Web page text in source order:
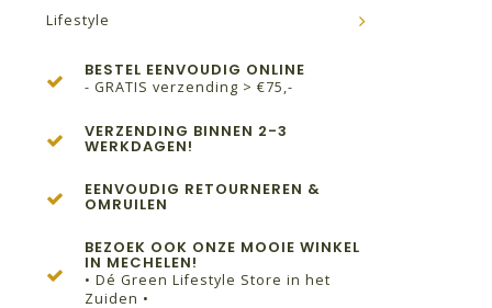
Lifestyle
BESTEL EENVOUDIG ONLINE
- GRATIS verzending > €75,-
VERZENDING BINNEN 2-3
WERKDAGEN!
EENVOUDIG RETOURNEREN &
OMRUILEN
BEZOEK OOK ONZE MOOIE WINKEL
IN MECHELEN!
• Dé Green Lifestyle Store in het
Zuiden •